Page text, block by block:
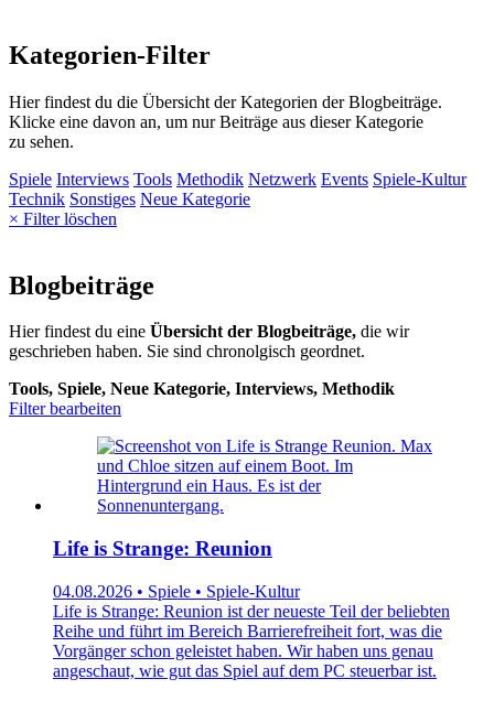
Kategorien-Filter
Hier findest du die Übersicht der Kategorien der Blogbeiträge.
Klicke eine davon an, um nur Beiträge aus dieser Kategorie
zu sehen.
Spiele Interviews Tools Methodik Netzwerk Events Spiele-Kultur
Technik Sonstiges Neue Kategorie
× Filter löschen
Blogbeiträge
Hier findest du eine Übersicht der Blogbeiträge, die wir
geschrieben haben. Sie sind chronolgisch geordnet.
Tools, Spiele, Neue Kategorie, Interviews, Methodik
Filter bearbeiten
Life is Strange: Reunion
04.08.2026 • Spiele • Spiele-Kultur
Life is Strange: Reunion ist der neueste Teil der beliebten
Reihe und führt im Bereich Barrierefreiheit fort, was die
Vorgänger schon geleistet haben. Wir haben uns genau
angeschaut, wie gut das Spiel auf dem PC steuerbar ist.